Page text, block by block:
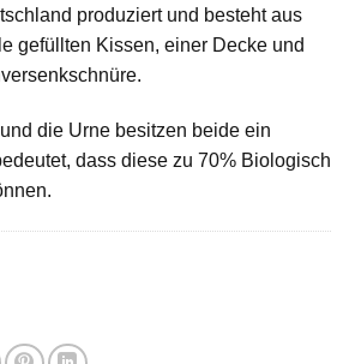
produziert und besteht aus
gefüllten Kissen, einer Decke und
die Urne besitzen beide ein
dass diese zu 70% Biologisch